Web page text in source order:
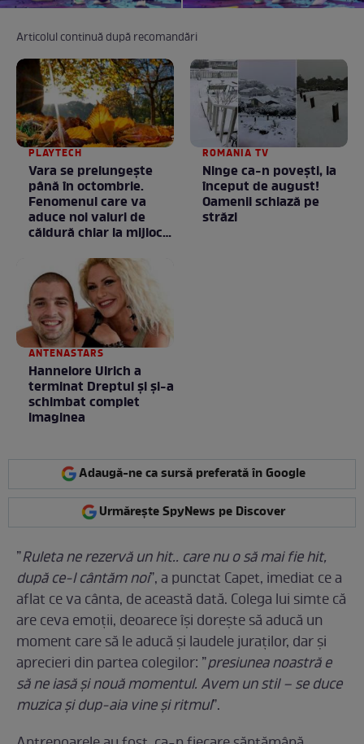
Articolul continuă după recomandări
PLAYTECH
Vara se prelungeşte
până în octombrie.
Fenomenul care va
aduce noi valuri de
căldură chiar la mijlocul
ROMANIA TV
Ninge ca-n povești, la
început de august!
Oamenii schiază pe
străzi
ANTENASTARS
Hannelore Ulrich a
terminat Dreptul și și-a
schimbat complet
imaginea
Adaugă-ne ca sursă preferată în Google
Urmărește SpyNews pe Discover
”Ruleta ne rezervă un hit.. care nu o să mai fie hit,
după ce-l cântăm noi”, a punctat Capet, imediat ce a
aflat ce va cânta, de această dată. Colega lui simte că
are ceva emoții, deoarece își dorește să aducă un
moment care să le aducă și laudele juraților, dar și
aprecieri din partea colegilor: ”presiunea noastră e
să ne iasă și nouă momentul. Avem un stil – se duce
muzica și dup-aia vine și ritmul”.